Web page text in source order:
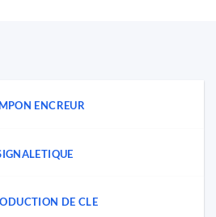
ENCREUR
DE CLE